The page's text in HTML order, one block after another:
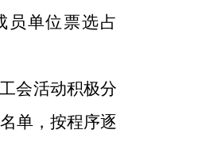
员单位票选占
会活动积极分
单，按程序逐